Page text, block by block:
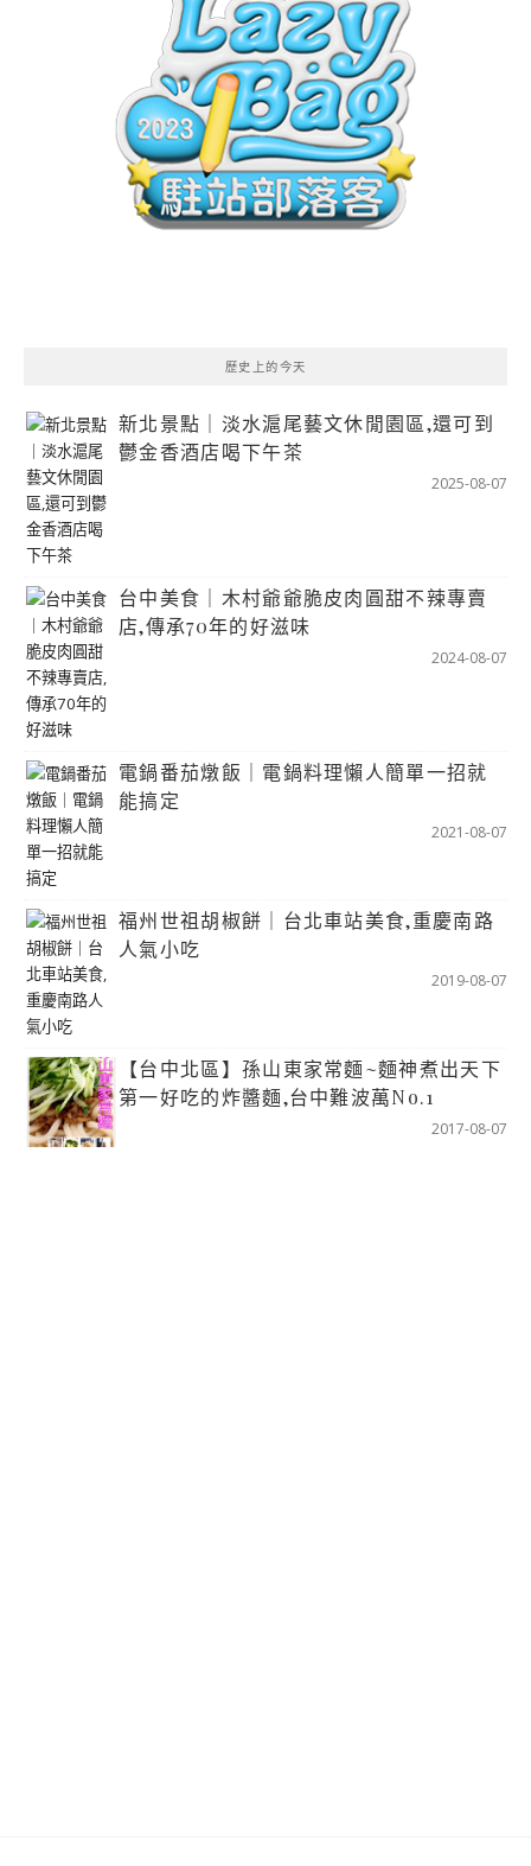
歷史上的今天
新北景點｜淡水滬尾藝文休閒園區,還可到
鬱金香酒店喝下午茶
2025-08-07
台中美食｜木村爺爺脆皮肉圓甜不辣專賣
店,傳承70年的好滋味
2024-08-07
電鍋番茄燉飯｜電鍋料理懶人簡單一招就
能搞定
2021-08-07
福州世祖胡椒餅｜台北車站美食,重慶南路
人氣小吃
2019-08-07
【台中北區】孫山東家常麵~麵神煮出天下
第一好吃的炸醬麵,台中難波萬No.1
2017-08-07